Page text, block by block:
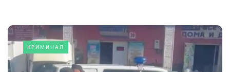
КРИМИНАЛ